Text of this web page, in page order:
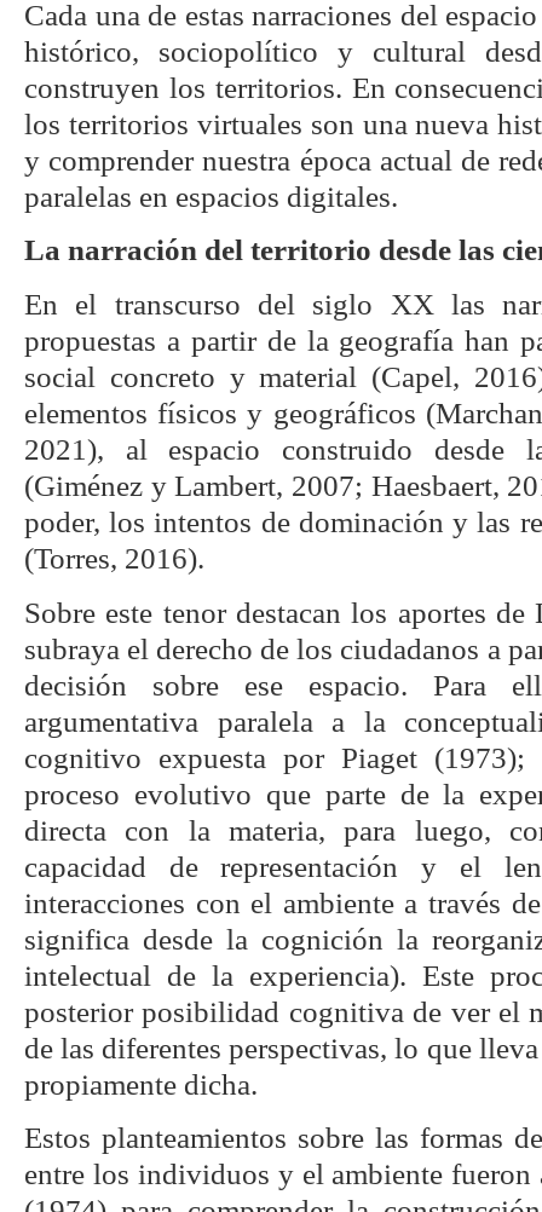
Cada una de estas narraciones del
histórico, sociopolítico y cultural
construyen los territorios. En
los territorios virtuales son una nueva
y comprender nuestra época actual de
paralelas en espacios digitales.
La narración del territorio desde las
En el transcurso del siglo XX las
propuestas a partir de la geografía han
social concreto y material (Capel,
elementos físicos y geográficos
2021), al espacio construido desde
(Giménez y Lambert, 2007; Haesbaert,
poder, los intentos de dominación y las
(Torres, 2016).
Sobre este tenor destacan los aportes
subraya el derecho de los ciudadanos a
decisión sobre ese espacio. Para
argumentativa paralela a la
cognitivo expuesta por Piaget (1973);
proceso evolutivo que parte de la
directa con la materia, para luego,
capacidad de representación y el
interacciones con el ambiente a través
significa desde la cognición la
intelectual de la experiencia). Este
posterior posibilidad cognitiva de ver el
de las diferentes perspectivas, lo que
propiamente dicha.
Estos planteamientos sobre las formas
entre los individuos y el ambiente fueron